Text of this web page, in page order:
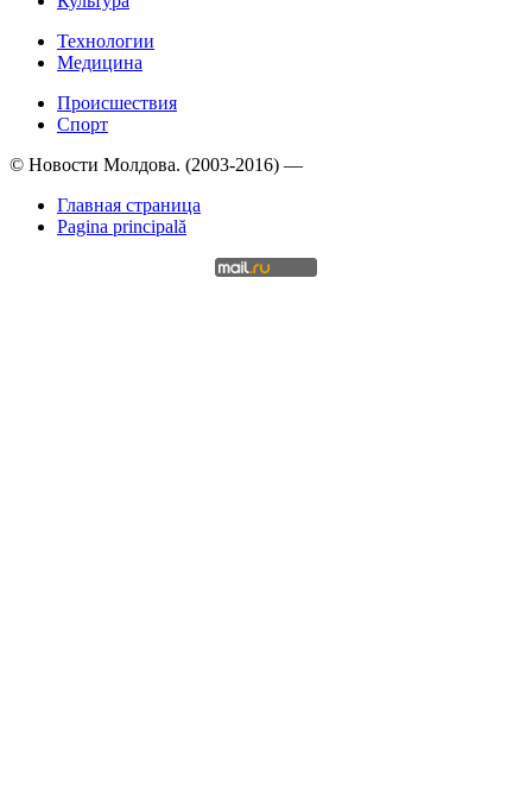
Технологии
Медицина
Происшествия
Спорт
© Новости Молдова. (2003-2016) —
Главная страница
Pagina principală